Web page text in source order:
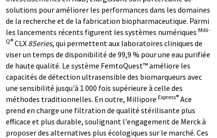
solutions pour améliorer les performances dans les domaines
de la recherche et de la fabrication biopharmaceutique. Parmi
les lancements récents figurent les systèmes numériques Milli-
Q® CLX 8Series, qui permettent aux laboratoires cliniques de
viser un temps de disponibilité de 99,9 % pour une eau purifiée
de haute qualité. Le système FemtoQuest™ améliore les
capacités de détection ultrasensible des biomarqueurs avec
une sensibilité jusqu'à 1 000 fois supérieure à celle des
méthodes traditionnelles. En outre, Millipore Express® Ace
prend en charge une filtration de qualité stérilisante plus
efficace et plus durable, soulignant l'engagement de Merck à
proposer des alternatives plus écologiques sur le marché. Ces